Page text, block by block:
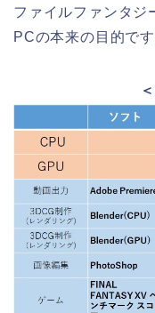
ファイルファンタジ
PCの本来の目的で